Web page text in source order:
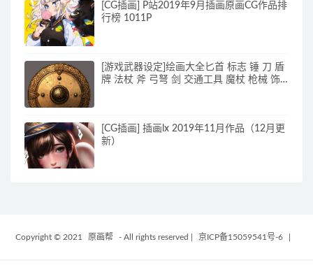
[CG插画] P站2019年9月插画原画CG作品排
行榜 1011P
[游戏武器设定]绘画大全匕首 标志 锤 刀 盾
牌 法杖 斧 弓弩 剑 交通工具 魔杖 枪械 饰
[CG插画] 插画lx 2019年11月作品（12月更
新）
Copyright © 2021 原画帮 - All rights reserved 京ICP备15059541号-6